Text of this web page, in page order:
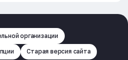
организации
Старая версия сайта